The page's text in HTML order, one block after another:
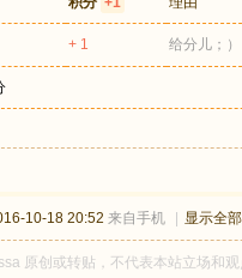
+ 1 给分儿；）
10-18 20:52 来自手机 显示全
原创或转贴，不代表本站立场和